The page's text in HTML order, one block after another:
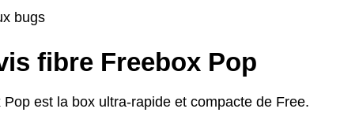
bugs
fibre Freebox Pop
Pop est la box ultra-rapide et compacte de Free.